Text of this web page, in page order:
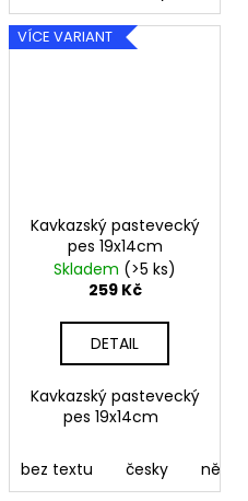
090 Stříbrná 091 Zlatá
VÍCE VARIANT
Kavkazský pastevecký
pes 19x14cm
Skladem (>5 ks)
259 Kč
DETAIL
Kavkazský pastevecký
pes 19x14cm
bez textu česky